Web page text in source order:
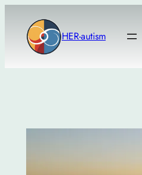
περιεχόμενο
HER-autism